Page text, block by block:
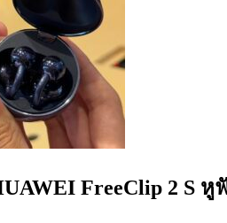
FreeClip 2 S หู